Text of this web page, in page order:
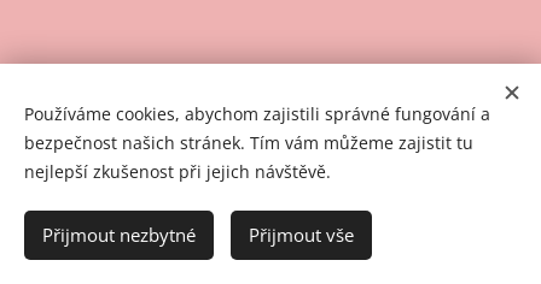
AgentCor. Rodinná agentura od roku 2021.
Všechna práva vyhrazena.
Cookies
Používáme cookies, abychom zajistili správné fungování a
bezpečnost našich stránek. Tím vám můžeme zajistit tu
nejlepší zkušenost při jejich návštěvě.
Přijmout nezbytné Přijmout vše